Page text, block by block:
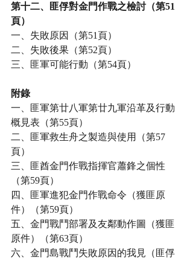
第十二、匪俘對金門作戰之檢討（第51
頁）
一、失敗原因（第51頁）
二、失敗後果（第52頁）
三、匪軍可能行動（第54頁）
附錄
一、匪軍第廿八軍第廿九軍沿革及行動
概見表（第55頁）
二、匪軍救生舟之製造與使用（第57
頁）
三、匪酋金門作戰指揮官蕭鋒之個性
（第59頁）
四、匪軍進犯金門作戰命令（獲匪原
件）（第59頁）
五、金門戰鬥部署及友鄰動作圖（獲匪
原件）（第63頁）
六、金門島戰鬥失敗原因的我見（匪俘